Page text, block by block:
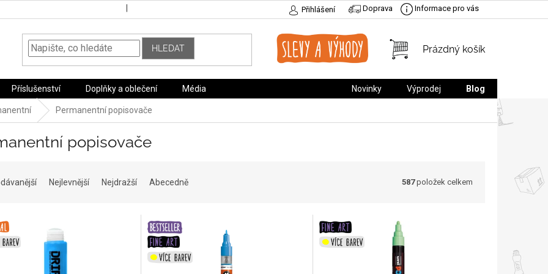
Přihlášení Doprava Informace pro vás
HLEDAT
NÁKUPNÍ
Prázdný košík
Příslušenství Doplňky a oblečení Média Novinky Výprodej Blog
Permanentní popisovače
popisovače
Nejlevnější Nejdražší Abecedně 587položek celkem